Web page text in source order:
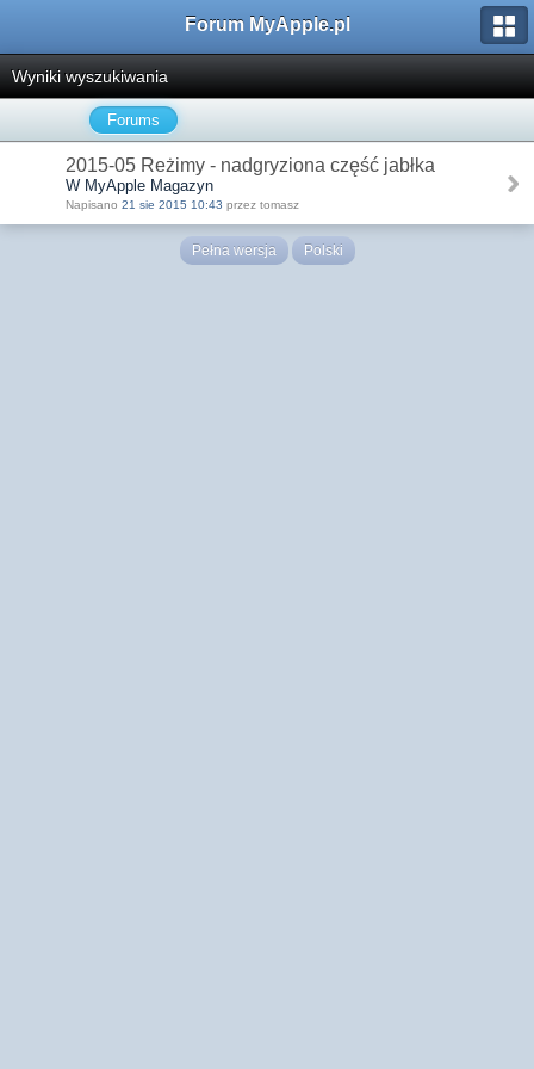
Forum MyApple.pl
Wyniki wyszukiwania
Forums
2015-05 Reżimy - nadgryziona część jabłka
W MyApple Magazyn
Napisano 21 sie 2015 10:43 przez tomasz
Pełna wersja Polski